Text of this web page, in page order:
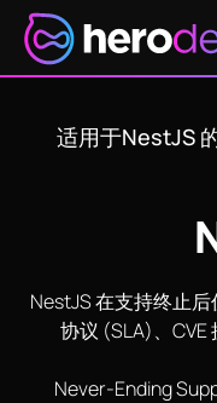
适用于NestJS
NestJS 在支持终止
协议 (SLA)、CVE
Never-Ending